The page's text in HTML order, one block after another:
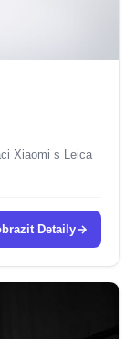
Xiaomi s Leica
Detaily